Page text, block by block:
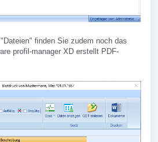
finden Sie zudem noch das
profil-manager XD erstellt PDF-